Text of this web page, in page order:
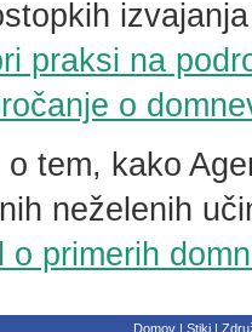
praksi na
o
tem, kako
neželenih
o primerih
Domov| Stiki|